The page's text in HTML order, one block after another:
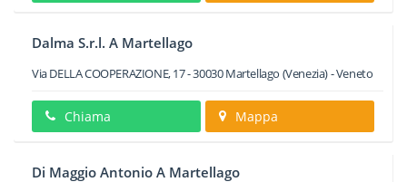
Dalma S.r.l. A Martellago
Via DELLA COOPERAZIONE, 17-30030Martellago (Venezia) -Veneto
Chiama Mappa
Di Maggio Antonio A Martellago